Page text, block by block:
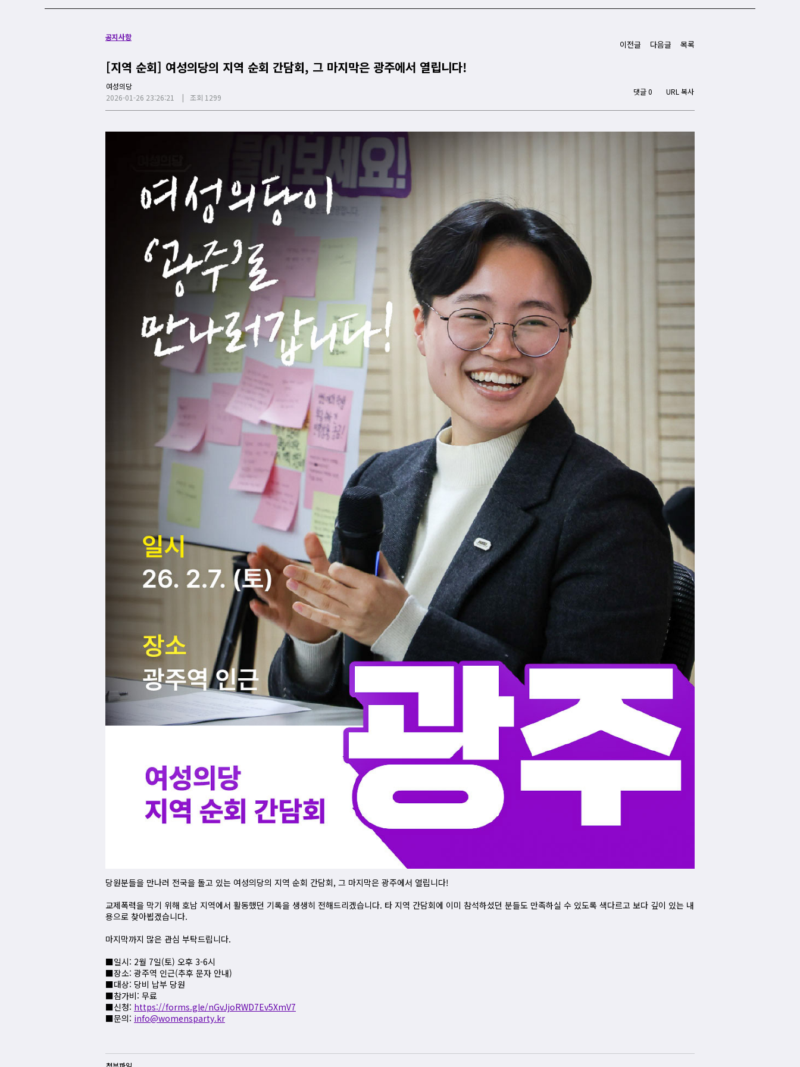
공지사항
이전글 다음글 목록
[지역 순회] 여성의당의 지역 순회 간담회, 그 마지막은 광주에서 열립니다!
여성의당
2026-01-26 23:26:21
조회 1299
댓글 0 URL 복사
당원분들을 만나러 전국을 돌고 있는 여성의당의 지역 순회 간담회, 그 마지막은 광주에서 열립니다!
교제폭력을 막기 위해 호남 지역에서 활동했던 기록을 생생히 전해드리겠습니다. 타 지역 간담회에 이미 참석하셨던 분들도 만족하실 수 있도록 색다르고 보다 깊이 있는 내
용으로 찾아뵙겠습니다.
마지막까지 많은 관심 부탁드립니다.
■일시: 2월 7일(토) 오후 3-6시
■장소: 광주역 인근(추후 문자 안내)
■대상: 당비 납부 당원
■참가비: 무료
■신청: https://forms.gle/nGvJjoRWD7Ev5XmV7
■문의: info@womensparty.kr